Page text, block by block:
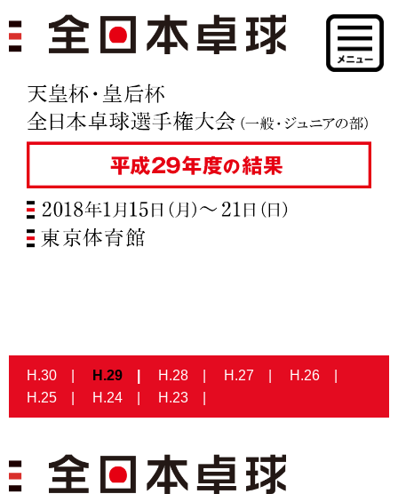
H.30 H.29 H.28 H.27
H.26
H.25
H.24 H.23